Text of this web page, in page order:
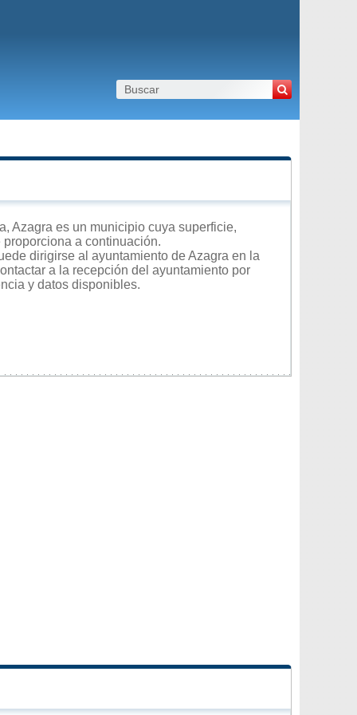
Azagra es un municipio cuya superficie,
a continuación.
dirigirse al ayuntamiento de Azagra en la
a la recepción del ayuntamiento por
y datos disponibles.